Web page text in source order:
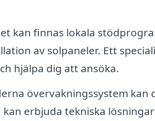
kan finnas lokala
av solpaneler. Ett
hjälpa dig att ansöka.
övervakningssystem kan
erbjuda tekniska